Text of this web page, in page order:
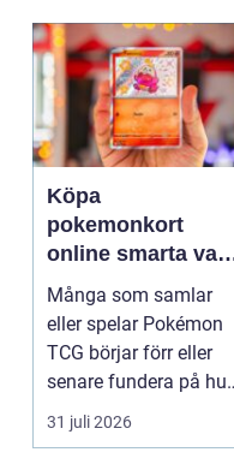
Köpa
pokemonkort
online smarta val
för samlare och
spelare
Många som samlar
eller spelar Pokémon
TCG börjar förr eller
senare fundera på hur
de kan köpa kort p...
31 juli 2026